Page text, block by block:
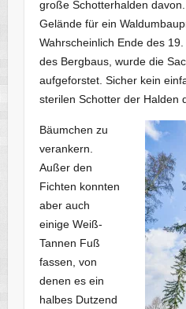
große Schotterhalden
Gelände für ein
Wahrscheinlich Ende des
des Bergbaus, wurde die
aufgeforstet. Sicher kein
sterilen Schotter der Halden
Bäumchen zu
verankern.
Außer den
Fichten konnten
aber auch
einige Weiß-
Tannen Fuß
fassen, von
denen es ein
halbes Dutzend